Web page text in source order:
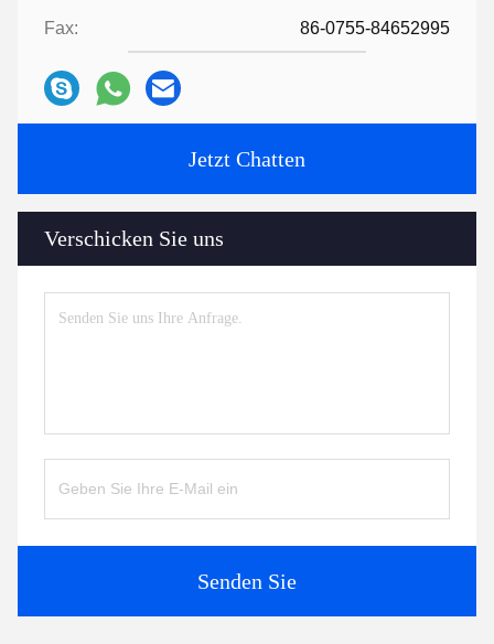
Fax: 86-0755-84652995
Jetzt Chatten
Verschicken Sie uns
Senden Sie